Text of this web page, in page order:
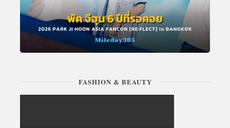
FASHION & BEAUTY